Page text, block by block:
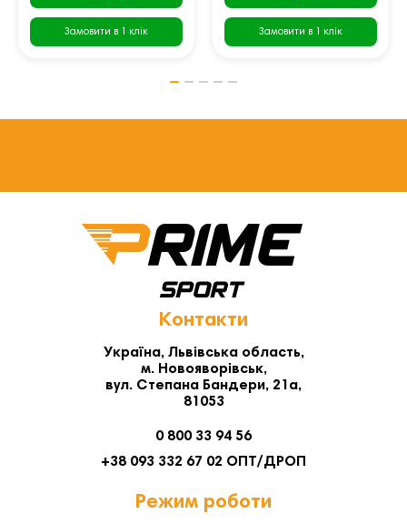
Замовити в 1 клік Замовити в 1 клік
Контакти
Україна, Львівська область,
м. Новояворівськ,
вул. Степана Бандери, 21а,
81053
0 800 33 94 56
+38 093 332 67 02 ОПТ/ДРОП
Режим роботи